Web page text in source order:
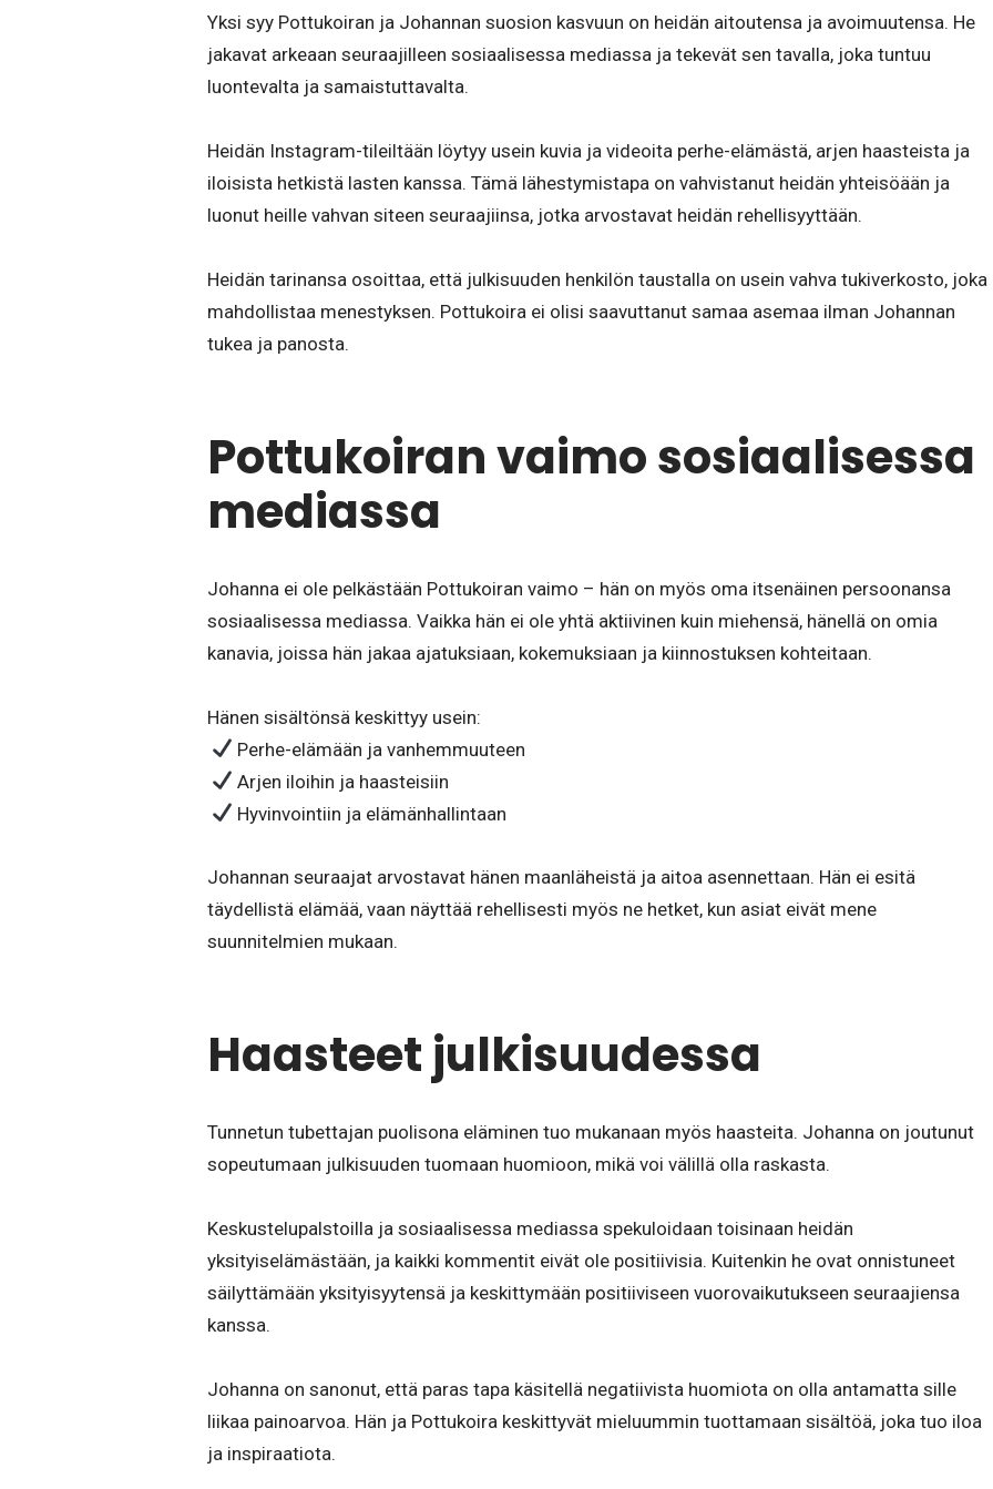
Yksi syy Pottukoiran ja Johannan suosion kasvuun on heidän aitoutensa ja avoimuutensa. He
jakavat arkeaan seuraajilleen sosiaalisessa mediassa ja tekevät sen tavalla, joka tuntuu
luontevalta ja samaistuttavalta.
Heidän Instagram-tileiltään löytyy usein kuvia ja videoita perhe-elämästä, arjen haasteista ja
iloisista hetkistä lasten kanssa. Tämä lähestymistapa on vahvistanut heidän yhteisöään ja
luonut heille vahvan siteen seuraajiinsa, jotka arvostavat heidän rehellisyyttään.
Heidän tarinansa osoittaa, että julkisuuden henkilön taustalla on usein vahva tukiverkosto, joka
mahdollistaa menestyksen. Pottukoira ei olisi saavuttanut samaa asemaa ilman Johannan
tukea ja panosta.
Pottukoiran vaimo sosiaalisessa
mediassa
Johanna ei ole pelkästään Pottukoiran vaimo – hän on myös oma itsenäinen persoonansa
sosiaalisessa mediassa. Vaikka hän ei ole yhtä aktiivinen kuin miehensä, hänellä on omia
kanavia, joissa hän jakaa ajatuksiaan, kokemuksiaan ja kiinnostuksen kohteitaan.
Hänen sisältönsä keskittyy usein:
Perhe-elämään ja vanhemmuuteen
Arjen iloihin ja haasteisiin
Hyvinvointiin ja elämänhallintaan
Johannan seuraajat arvostavat hänen maanläheistä ja aitoa asennettaan. Hän ei esitä
täydellistä elämää, vaan näyttää rehellisesti myös ne hetket, kun asiat eivät mene
suunnitelmien mukaan.
Haasteet julkisuudessa
Tunnetun tubettajan puolisona eläminen tuo mukanaan myös haasteita. Johanna on joutunut
sopeutumaan julkisuuden tuomaan huomioon, mikä voi välillä olla raskasta.
Keskustelupalstoilla ja sosiaalisessa mediassa spekuloidaan toisinaan heidän
yksityiselämästään, ja kaikki kommentit eivät ole positiivisia. Kuitenkin he ovat onnistuneet
säilyttämään yksityisyytensä ja keskittymään positiiviseen vuorovaikutukseen seuraajiensa
kanssa.
Johanna on sanonut, että paras tapa käsitellä negatiivista huomiota on olla antamatta sille
liikaa painoarvoa. Hän ja Pottukoira keskittyvät mieluummin tuottamaan sisältöä, joka tuo iloa
ja inspiraatiota.